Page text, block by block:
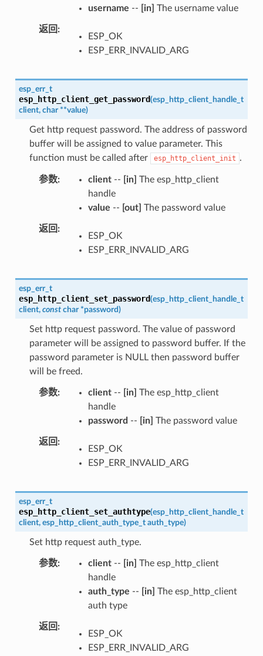
username -- [in] The username value
返回
ESP_OK
ESP_ERR_INVALID_ARG
esp_err_t
esp_http_client_get_password(esp_http_client_handle_t
client, char **value)
Get http request password. The address of password
buffer will be assigned to value parameter. This
function must be called after
esp_http_client_init .
参数 client-- [in] The esp_http_client
handle
value -- [out] The password value
返回
ESP_OK
ESP_ERR_INVALID_ARG
esp_err_t
esp_http_client_set_password(esp_http_client_handle_t
client, const char *password)
Set http request password. The value of password
parameter will be assigned to password buffer. If the
password parameter is NULL then password buffer
will be freed.
参数 client-- [in] The esp_http_client
handle
password -- [in] The password value
返回
ESP_OK
ESP_ERR_INVALID_ARG
esp_err_t
esp_http_client_set_authtype(esp_http_client_handle_t
client, esp_http_client_auth_type_t auth_type)
Set http request auth_type.
参数 client-- [in] The esp_http_client
handle
auth_type -- [in] The esp_http_client
auth type
返回
ESP_OK
ESP_ERR_INVALID_ARG